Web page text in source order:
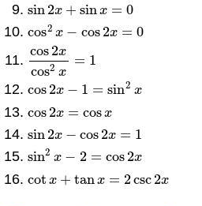
sin2x + sinx = 0
sin 2x+sinx=0
cos2 x − cos 2x = 0
cos2x −cos2x= 0
cos2x
cos2 x
= 1
cos2xcos 2x
cos2x − 1 = sin2 x
cos2x −1 = sin2x
cos2x = cosx
cos2x =cosx
sin2x − cos2x = 1
sin 2x−cos2 x=1
sin2 x − 2 = cos 2x
sin2x−2 =cos2x
cot x + tanx = 2csc2x
cot x+tanx=2 csc2x